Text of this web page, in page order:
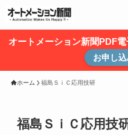
オートメーション新聞PDF
お申し
ホーム 福島ＳｉＣ応用技研
福島ＳｉＣ応用技